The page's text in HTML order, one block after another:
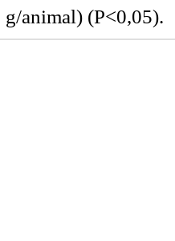
animal) (P<0,05).